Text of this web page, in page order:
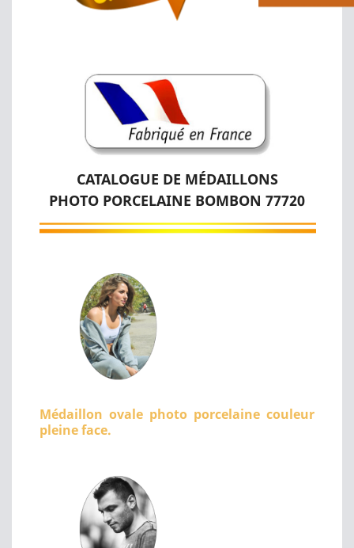
CATALOGUE DE MÉDAILLONS
PHOTO PORCELAINE BOMBON 77720
Médaillon ovale photo porcelaine couleur
pleine face.